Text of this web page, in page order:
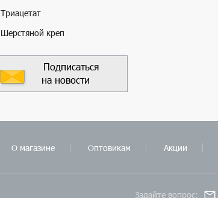
Триацетат
Шерстяной креп
Подписаться
на новости
О магазине Оптовикам Акции
Задайте вопрос: